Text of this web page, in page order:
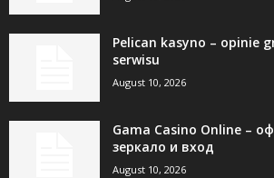
Pelican kasyno – opinie
serwisu
August 10, 2026
Gama Casino Online –
зеркало и вход
August 10, 2026